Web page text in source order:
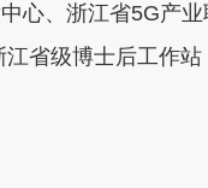
心、浙江省5G产
省级博士后工作